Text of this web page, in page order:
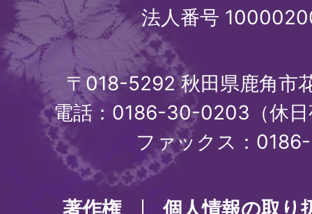
法人番号
〒018-5292 秋田県鹿角市
電話：0186-30-0203（休
ファックス：
著作権 個人情報の取り